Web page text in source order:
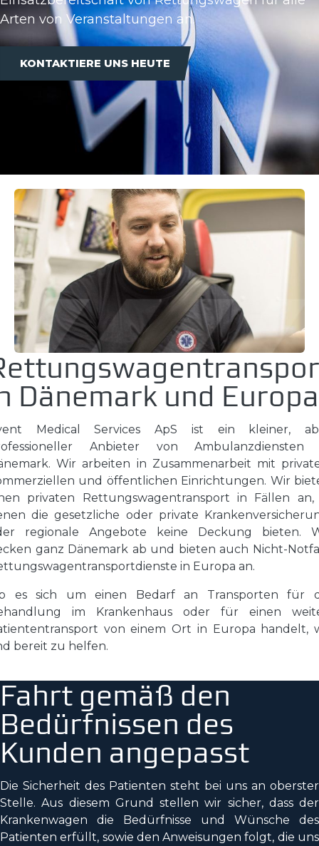
Arten von Veranstaltungen an.
KONTAKTIERE UNS HEUTE
Dänemark und Europa
Medical Services ApS ist ein kleiner,
Anbieter von Ambulanzdiensten
Wir arbeiten in Zusammenarbeit mit
und öffentlichen Einrichtungen. Wir
privaten Rettungswagentransport in Fällen an,
die gesetzliche oder private
regionale Angebote keine Deckung bieten.
ganz Dänemark ab und bieten auch Nicht-
in Europa an.
es sich um einen Bedarf an Transporten für
im Krankenhaus oder für einen
von einem Ort in Europa handelt,
bereit zu helfen.
Fahrt gemäß den
Bedürfnissen des
Kunden angepasst
Die Sicherheit des Patienten steht bei uns an oberster
Stelle. Aus diesem Grund stellen wir sicher, dass der
Krankenwagen die Bedürfnisse und Wünsche des
Patienten erfüllt, sowie den Anweisungen folgt, die uns